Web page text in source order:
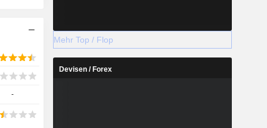
-
Mehr Top / Flop
Devisen / Forex